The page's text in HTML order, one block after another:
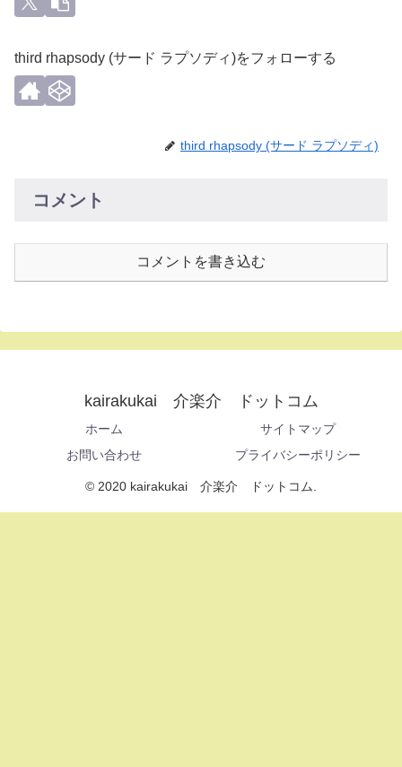
third rhapsody (サード ラプソディ)をフォローする
third rhapsody (サード ラプソディ)
コメント
コメントを書き込む
kairakukai 介楽介 ドットコム
ホーム
サイトマップ
お問い合わせ
プライバシーポリシー
© 2020 kairakukai 介楽介 ドットコム.